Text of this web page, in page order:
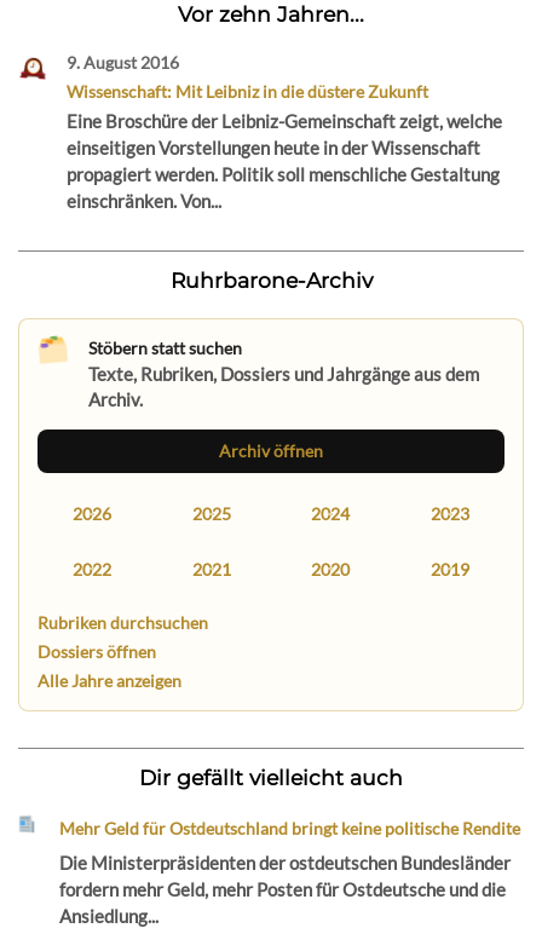
Vor zehn Jahren...
9. August 2016
Wissenschaft: Mit Leibniz in die düstere Zukunft
Eine Broschüre der Leibniz-Gemeinschaft zeigt, welche
einseitigen Vorstellungen heute in der Wissenschaft
propagiert werden. Politik soll menschliche Gestaltung
einschränken. Von...
Ruhrbarone-Archiv
Stöbern statt suchen
Texte, Rubriken, Dossiers und Jahrgänge aus dem
Archiv.
Archiv öffnen
2026 2025 2024 2023
2022 2021 2020 2019
Rubriken durchsuchen
Dossiers öffnen
Alle Jahre anzeigen
Dir gefällt vielleicht auch
Mehr Geld für Ostdeutschland bringt keine politische Rendite
Die Ministerpräsidenten der ostdeutschen Bundesländer
fordern mehr Geld, mehr Posten für Ostdeutsche und die
Ansiedlung...